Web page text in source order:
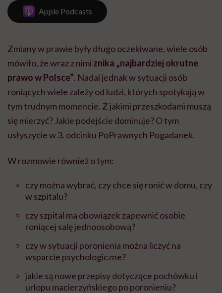
Apple Podcasts
Zmiany w prawie były długo oczekiwane, wiele osób
mówiło, że wraz z nimi znika „najbardziej okrutne
prawo w Polsce”. Nadal jednak w sytuacji osób
roniących wiele zależy od ludzi, których spotykają w
tym trudnym momencie. Z jakimi przeszkodami muszą
się mierzyć? Jakie podejście dominuje? O tym
usłyszycie w 3. odcinku PoPrawnych Pogadanek.
W rozmowie również o tym:
czy można wybrać, czy chce się ronić w domu, czy
w szpitalu?
czy szpital ma obowiązek zapewnić osobie
roniącej salę jednoosobową?
czy w sytuacji poronienia można liczyć na
wsparcie psychologiczne?
jakie są nowe przepisy dotyczące pochówku i
urlopu macierzyńskiego po poronieniu?